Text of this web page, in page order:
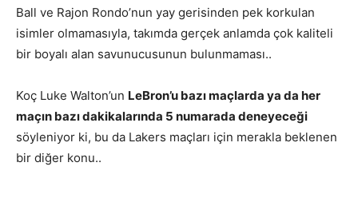
Ball ve Rajon Rondo’nun yay gerisinden pek korkulan
isimler olmamasıyla, takımda gerçek anlamda çok kaliteli
bir boyalı alan savunucusunun bulunmaması..
Koç Luke Walton’un LeBron’u bazı maçlarda ya da her
maçın bazı dakikalarında 5 numarada deneyeceği
söyleniyor ki, bu da Lakers maçları için merakla beklenen
bir diğer konu..